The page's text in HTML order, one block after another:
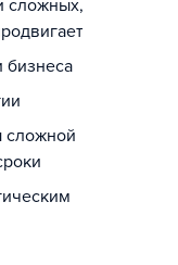
сложных,
бизнеса
сложной